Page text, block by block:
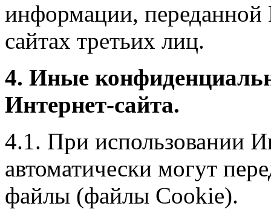
информации, переданной
сайтах третьих лиц.
4. Иные
Интернет-сайта.
4.1. При использовании
автоматически могут
файлы (файлы Cookie).